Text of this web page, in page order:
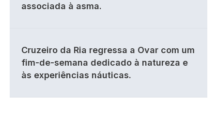
associada à asma.
Cruzeiro da Ria regressa a Ovar com um
fim-de-semana dedicado à natureza e
às experiências náuticas.